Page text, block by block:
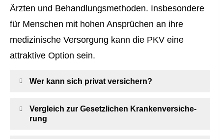
Ärzten und Behandlungsmethoden. Insbesondere
für Menschen mit hohen Ansprüchen an ihre
medizinische Versorgung kann die PKV eine
attraktive Option sein.
Wer kann sich privat ver­sichern?
Vergleich zur Gesetzlichen Kranken­ver­si­che­
rung